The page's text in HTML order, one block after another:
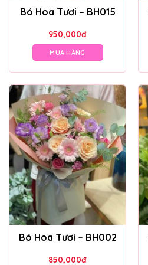
Bó Hoa Tươi – BH015
950,000đ
MUA HÀNG
Bó Hoa Tươi – BH002
850,000đ